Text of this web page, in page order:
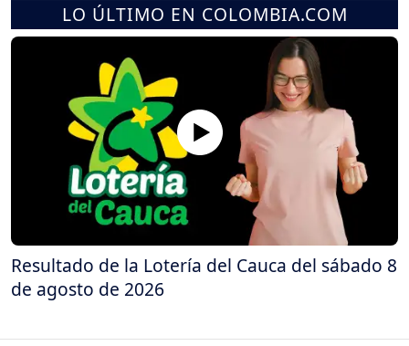
LO ÚLTIMO EN COLOMBIA.COM
Resultado de la Lotería del Cauca del sábado 8
de agosto de 2026